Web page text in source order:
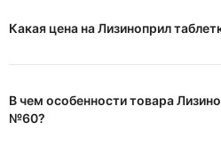
Какая цена на Лизиноприл
В чем особенности товара
№60?